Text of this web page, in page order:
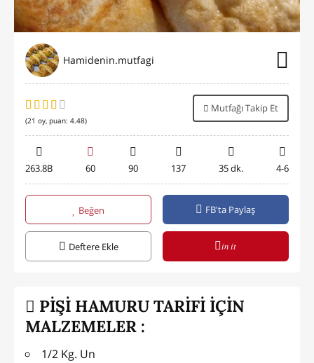
Hamidenin.mutfagi
(21 oy, puan: 4.48)
Mutfağı Takip Et
263.8B 60 90 137 35 dk. 4-6
Beğen FB'ta Paylaş
Deftere Ekle in it
PİŞİ HAMURU TARİFİ İÇİN
MALZEMELER :
1/2 Kg. Un